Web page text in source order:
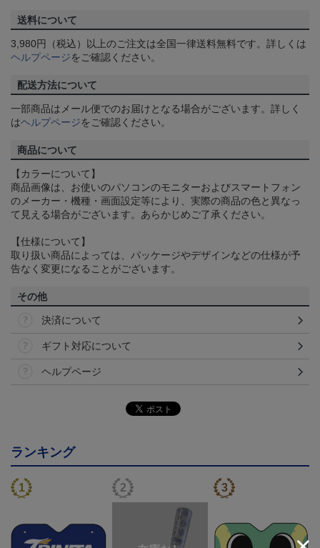
送料について
3,980円（税込）以上のご注文は全国一律送料無料です。詳しくは
ヘルプページをご確認ください。
配送方法について
一部商品はメール便でのお届けとなる場合がございます。詳しく
はヘルプページをご確認ください。
商品について
【カラーについて】
商品画像は、お使いのパソコンのモニターおよびスマートフォン
のメーカー・機種・画面設定等により、実際の商品の色と異なっ
て見える場合がございます。あらかじめご了承ください。
【仕様について】
取り扱い商品によっては、パッケージやデザインなどの仕様が予
告なく変更になることがございます。
その他
決済について
ギフト対応について
ヘルプページ
ランキング